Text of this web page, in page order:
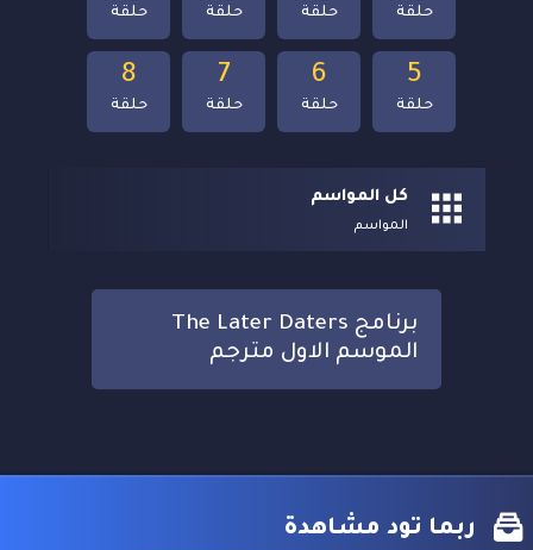
8
حلقة
7
حلقة
6
حلقة
5
حلقة
حلقة حلقة حلقة حلقة
كل المواسم
المواسم
برنامج The Later Daters
الموسم الاول مترجم
ربما تود مشاهدة